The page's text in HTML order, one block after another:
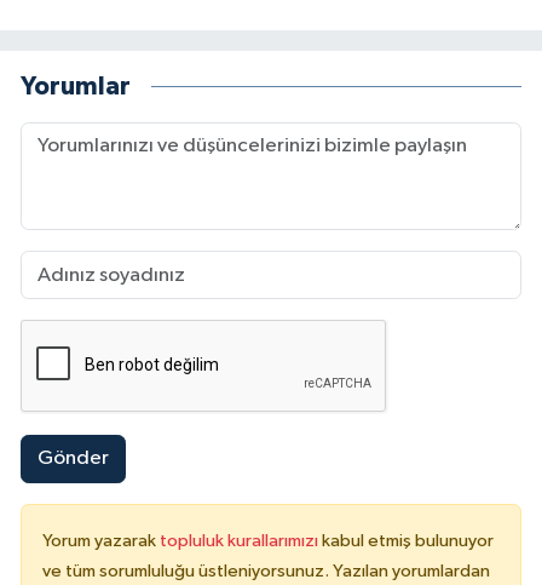
Yorumlar
Gönder
Yorum yazarak topluluk kurallarımızı kabul etmiş bulunuyor
ve tüm sorumluluğu üstleniyorsunuz. Yazılan yorumlardan